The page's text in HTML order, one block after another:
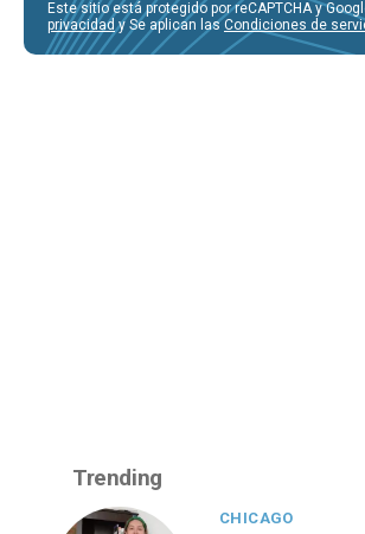
Este sitio está protegido por reCAPTCHA y
privacidad y Se aplican lasCondiciones de
Trending
CHICAGO